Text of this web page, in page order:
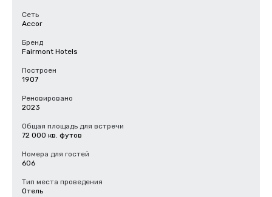
Сеть
Accor
Бренд
Fairmont Hotels
Построен
1907
Реновировано
2023
Общая площадь для встречи
72 000 кв. футов
Номера для гостей
606
Тип места проведения
Отель